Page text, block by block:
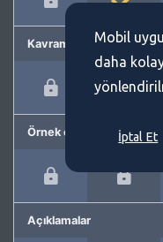
Kavram önerme
Örnek cümleler
Açıklamalar
Mobil
daha
İptal Et